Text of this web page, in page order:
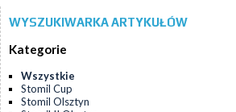
WYSZUKIWARKA ARTYKUŁÓW
Kategorie
Wszystkie
Stomil Cup
Stomil Olsztyn